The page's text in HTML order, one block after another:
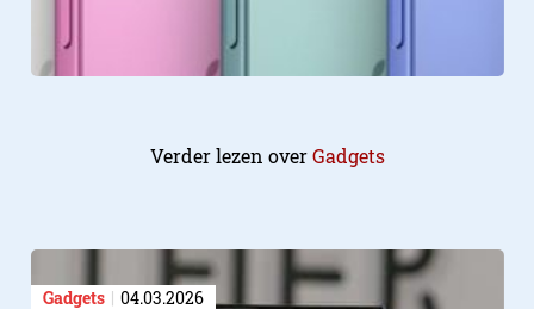
Verder lezen overGadgets
Gadgets 04.03.2026